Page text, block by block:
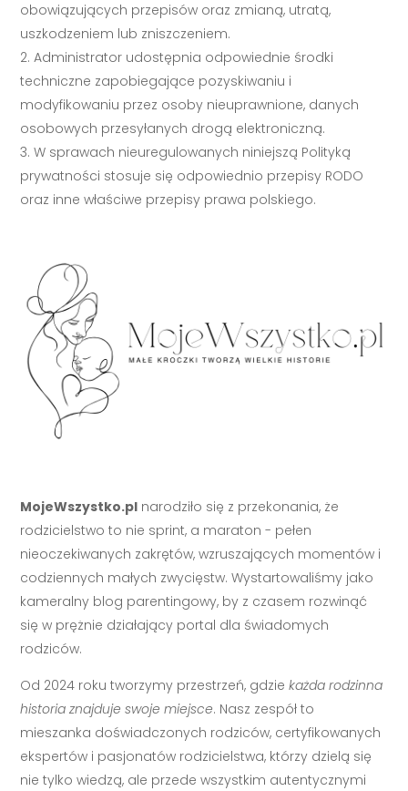
obowiązujących przepisów oraz zmianą, utratą,
uszkodzeniem lub zniszczeniem.
Administrator udostępnia odpowiednie środki
techniczne zapobiegające pozyskiwaniu i
modyfikowaniu przez osoby nieuprawnione, danych
osobowych przesyłanych drogą elektroniczną.
W sprawach nieuregulowanych niniejszą Polityką
prywatności stosuje się odpowiednio przepisy RODO
oraz inne właściwe przepisy prawa polskiego.
MojeWszystko.pl narodziło się z przekonania, że
rodzicielstwo to nie sprint, a maraton - pełen
nieoczekiwanych zakrętów, wzruszających momentów i
codziennych małych zwycięstw. Wystartowaliśmy jako
kameralny blog parentingowy, by z czasem rozwinąć
się w prężnie działający portal dla świadomych
rodziców.
Od 2024 roku tworzymy przestrzeń, gdziekażda rodzinna
historia znajduje swoje miejsce. Nasz zespół to
mieszanka doświadczonych rodziców, certyfikowanych
ekspertów i pasjonatów rodzicielstwa, którzy dzielą się
nie tylko wiedzą, ale przede wszystkim autentycznymi